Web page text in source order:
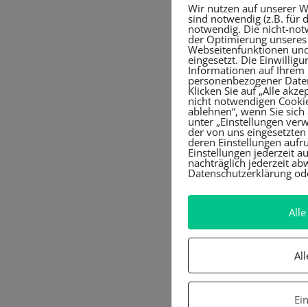
Wir nutzen auf unserer
sind notwendig (z.B. für
notwendig. Die nicht-
der Optimierung
Webseitenfunktionen
eingesetzt. Die
Informationen auf Ihrem
personenbezogener
Klicken Sie auf „Alle
nicht notwendigen
ablehnen“, wenn Sie
unter „Einstellungen
der von uns
deren Einstellungen
Einstellungen jederzeit
nachträglich jederzeit
Datenschutzerklärung